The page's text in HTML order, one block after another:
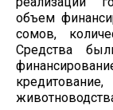
объем
сомов,
Средства